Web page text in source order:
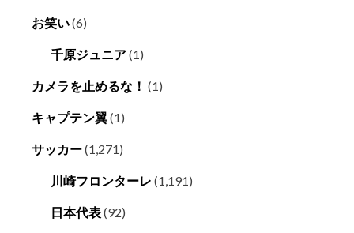
お笑い(6)
千原ジュニア(1)
カメラを止めるな！ (1)
キャプテン翼(1)
サッカー(1,271)
川崎フロンターレ (1,191)
日本代表(92)